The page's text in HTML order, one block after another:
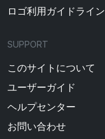
ロゴ利用ガイドライン
SUPPORT
このサイトについて
ユーザーガイド
ヘルプセンター
お問い合わせ